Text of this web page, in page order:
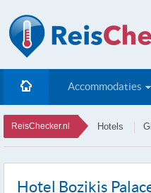
Accommodaties
ReisChecker.nl Hotels
Hotel Bozikis